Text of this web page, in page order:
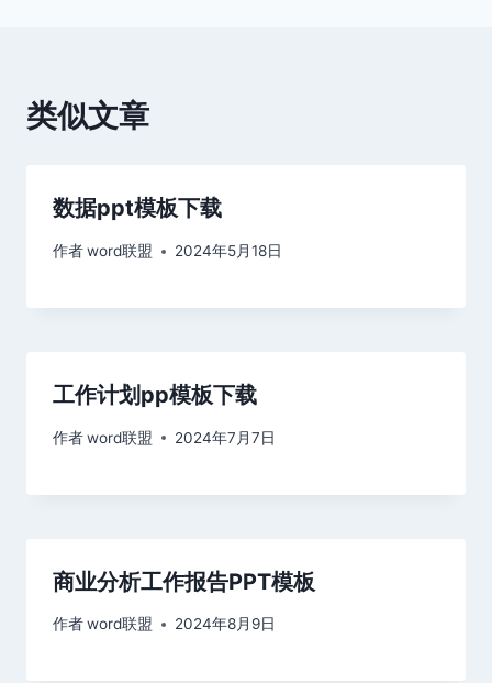
类似文章
数据ppt模板下载
作者word联盟 2024年5月18日
工作计划pp模板下载
作者word联盟 2024年7月7日
商业分析工作报告PPT模板
作者word联盟 2024年8月9日